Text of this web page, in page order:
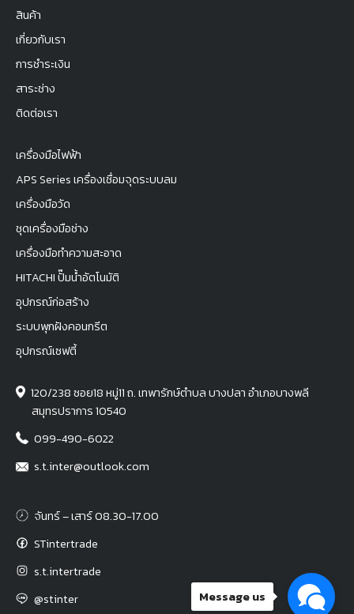
สินค้า
เกี่ยวกับเรา
การชำระเงิน
สาระช่าง
ติดต่อเรา
เครื่องมือไฟฟ้า
APS Series เครื่องเชื่อมจุดระบบลม
เครื่องมือวัด
ชุดเครื่องมือช่าง
เครื่องมือทำความสะอาด
HITACHI ปั๊มน้ำอัตโนมัติ
อุปกรณ์ก่อสร้าง
ระบบพุกฝังคอนกรีต
อุปกรณ์เซฟตี้
120/238 ซอย18 หมู่11 ถ. เทพารักษ์ตำบล บางปลา อำเภอบางพลี
สมุทรปราการ 10540
099-490-6022
s.t.inter@outlook.com
จันทร์ – เสาร์ 08.30-17.00
STintertrade
s.t.intertrade
@stinter
Message us